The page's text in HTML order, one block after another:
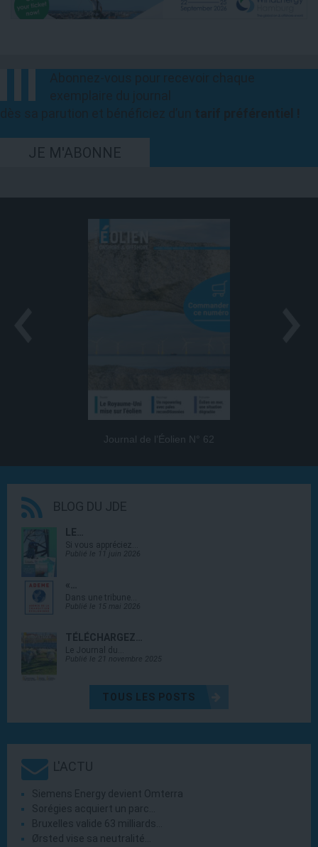
JE M'ABONNE
Journal de l’Éolien N° 62
BLOG DU JDE
LE…
Si vous appréciez…
Publié le 11 juin 2026
«…
Dans une tribune…
Publié le 15 mai 2026
TÉLÉCHARGEZ…
Le Journal du…
Publié le 21 novembre 2025
TOUS LES POSTS
L'ACTU
Siemens Energy devient Omterra
Sorégies acquiert un parc…
Bruxelles valide 63 milliards…
Ørsted vise sa neutralité…